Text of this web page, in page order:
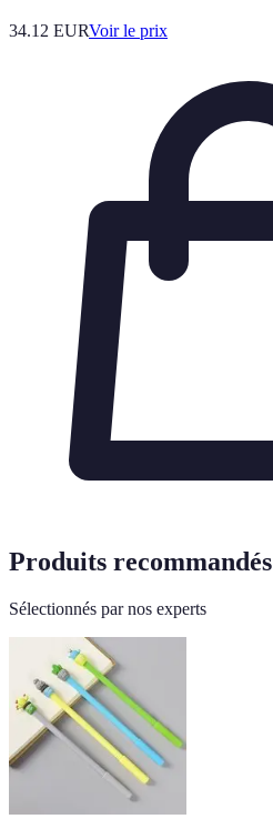
34.12 EURVoir le prix
Produits recommandés
Sélectionnés par nos experts